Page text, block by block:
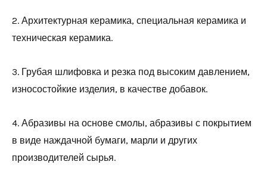
2. Архитектурная керамика, специальная керамика и
техническая керамика.
3. Грубая шлифовка и резка под высоким давлением,
износостойкие изделия, в качестве добавок.
4. Абразивы на основе смолы, абразивы с покрытием
в виде наждачной бумаги, марли и других
производителей сырья.